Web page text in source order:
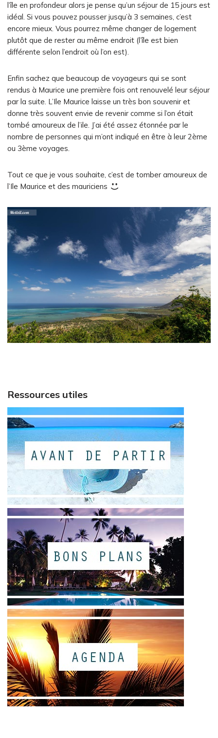
l’île en profondeur alors je pense qu’un séjour de 15 jours est
idéal. Si vous pouvez pousser jusqu’à 3 semaines, c’est
encore mieux. Vous pourrez même changer de logement
plutôt que de rester au même endroit (l’île est bien
différente selon l’endroit où l’on est).
Enfin sachez que beaucoup de voyageurs qui se sont
rendus à Maurice une première fois ont renouvelé leur séjour
par la suite. L’Ile Maurice laisse un très bon souvenir et
donne très souvent envie de revenir comme si l’on était
tombé amoureux de l’ile. J’ai été assez étonnée par le
nombre de personnes qui m’ont indiqué en être à leur 2ème
ou 3ème voyages.
Tout ce que je vous souhaite, c’est de tomber amoureux de
l’Ile Maurice et des mauriciens
Ressources utiles